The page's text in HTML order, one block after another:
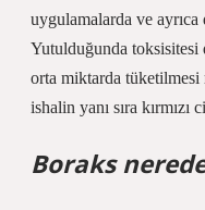
uygulamalarda ve ayrıca
Yutulduğunda toksisitesi
orta miktarda tüketilmesi
ishalin yanı sıra kırmızı
Boraks